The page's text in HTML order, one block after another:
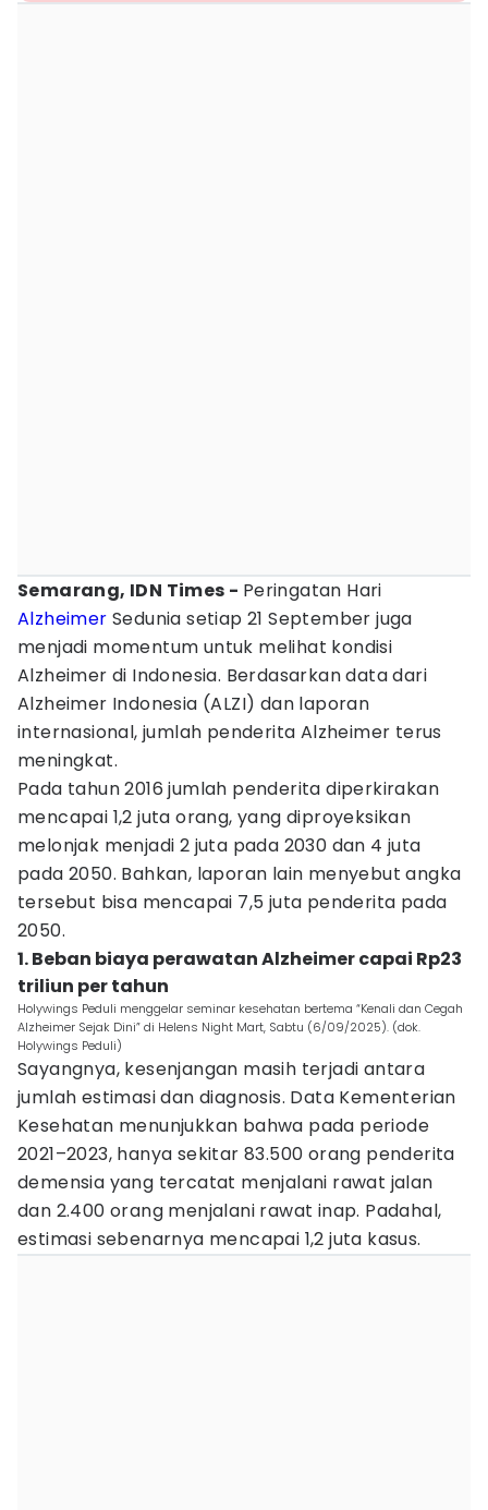
Semarang, IDN Times - Peringatan Hari
Alzheimer Sedunia setiap 21 September juga
menjadi momentum untuk melihat kondisi
Alzheimer di Indonesia. Berdasarkan data dari
Alzheimer Indonesia (ALZI) dan laporan
internasional, jumlah penderita Alzheimer terus
meningkat.
Pada tahun 2016 jumlah penderita diperkirakan
mencapai 1,2 juta orang, yang diproyeksikan
melonjak menjadi 2 juta pada 2030 dan 4 juta
pada 2050. Bahkan, laporan lain menyebut angka
tersebut bisa mencapai 7,5 juta penderita pada
2050.
1. Beban biaya perawatan Alzheimer capai Rp23
triliun per tahun
Holywings Peduli menggelar seminar kesehatan bertema “Kenali dan Cegah
Alzheimer Sejak Dini” di Helens Night Mart, Sabtu (6/09/2025). (dok.
Holywings Peduli)
Sayangnya, kesenjangan masih terjadi antara
jumlah estimasi dan diagnosis. Data Kementerian
Kesehatan menunjukkan bahwa pada periode
2021–2023, hanya sekitar 83.500 orang penderita
demensia yang tercatat menjalani rawat jalan
dan 2.400 orang menjalani rawat inap. Padahal,
estimasi sebenarnya mencapai 1,2 juta kasus.